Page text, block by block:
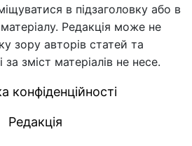
в підзаголовку або в
Редакція може не
зору авторів статей та
за зміст матеріалів не несе.
конфіденційності
Редакція